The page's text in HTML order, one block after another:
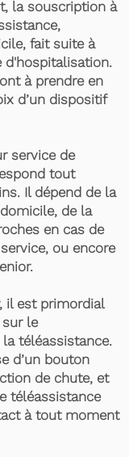
la souscription à
fait suite à
d'hospitalisation.
à prendre en
d’un dispositif
service de
tout
Il dépend de la
de la
en cas de
ou encore
il est primordial
sur le
téléassistance.
d’un bouton
de chute, et
téléassistance
à tout moment